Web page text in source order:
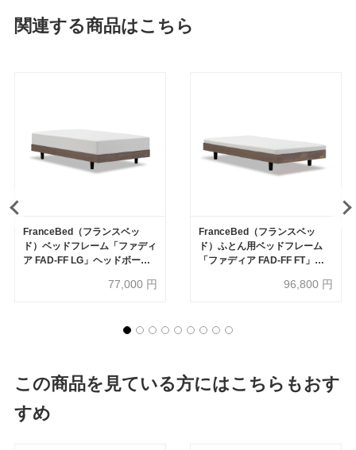
関連する商品はこちら
FranceBed（フランスベッ
ド）ベッドフレーム「ファディ
ア FAD-FF LG」ヘッドボード
77,000 円
FranceBed（フランスベッ
ド）ふとん用ベッドフレーム
「ファディア FAD-FF FT」ヘ
板 シングルサイズ 全3色
96,800 円
この商品を見ている方にはこちらもおす
すめ